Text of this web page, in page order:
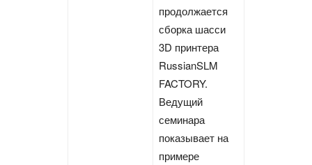
продолжается
сборка шасси
3D принтера
RussianSLM
FACTORY.
Ведущий
семинара
показывает на
примере